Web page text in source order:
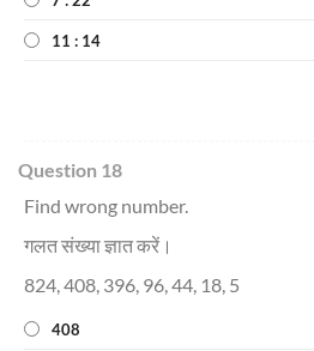
11 : 14
Question 18
Find wrong number.
गलत संख्या ज्ञात करें।
824, 408, 396, 96, 44, 18, 5
408